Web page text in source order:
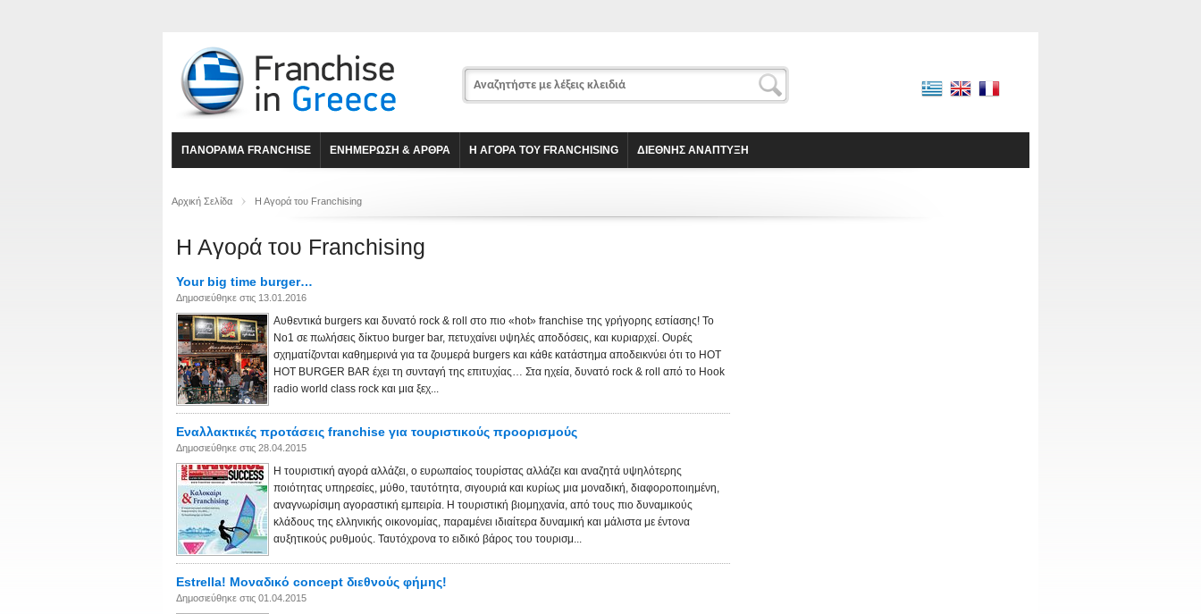
ΠΑΝΟΡΑΜΑ FRANCHISE ΕΝΗΜΕΡΩΣΗ & ΑΡΘΡΑ Η ΑΓΟΡΑ ΤΟΥ FRANCHISING ΔΙΕΘΝΗΣ ΑΝΑΠΤΥΞΗ
Αρχική Σελίδα Η Αγορά του Franchising
Η Αγορά του Franchising
Your big time burger…
Δημοσιεύθηκε στις 13.01.2016
Αυθεντικά burgers και δυνατό rock & roll στο πιο «hot» franchise της γρήγορης εστίασης! Το
Νο1 σε πωλήσεις δίκτυο burger bar, πετυχαίνει υψηλές αποδόσεις, και κυριαρχεί. Ουρές
σχηματίζονται καθημερινά για τα ζουμερά burgers και κάθε κατάστημα αποδεικνύει ότι το HOT
HOT BURGER BAR έχει τη συνταγή της επιτυχίας… Στα ηχεία, δυνατό rock & roll από το Hook
radio world class rock και μια ξεχ...
Εναλλακτικές προτάσεις franchise για τουριστικούς προορισμούς
Δημοσιεύθηκε στις 28.04.2015
H τουριστική αγορά αλλάζει, ο ευρωπαίος τουρίστας αλλάζει και αναζητά υψηλότερης
ποιότητας υπηρεσίες, μύθο, ταυτότητα, σιγουριά και κυρίως μια μοναδική, διαφοροποιημένη,
αναγνωρίσιμη αγοραστική εμπειρία. Η τουριστική βιομηχανία, από τους πιο δυναμικούς
κλάδους της ελληνικής οικονομίας, παραμένει ιδιαίτερα δυναμική και μάλιστα με έντονα
αυξητικούς ρυθμούς. Ταυτόχρονα το ειδικό βάρος του τουρισμ...
Estrella! Μοναδικό concept διεθνούς φήμης!
Δημοσιεύθηκε στις 01.04.2015